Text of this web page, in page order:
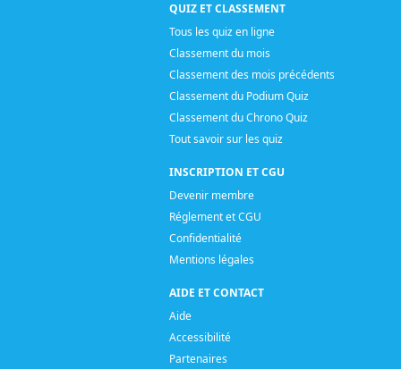
QUIZ ET CLASSEMENT
Tous les quiz en ligne
Classement du mois
Classement des mois précédents
Classement du Podium Quiz
Classement du Chrono Quiz
Tout savoir sur les quiz
INSCRIPTION ET CGU
Devenir membre
Réglement et CGU
Confidentialité
Mentions légales
AIDE ET CONTACT
Aide
Accessibilité
Partenaires